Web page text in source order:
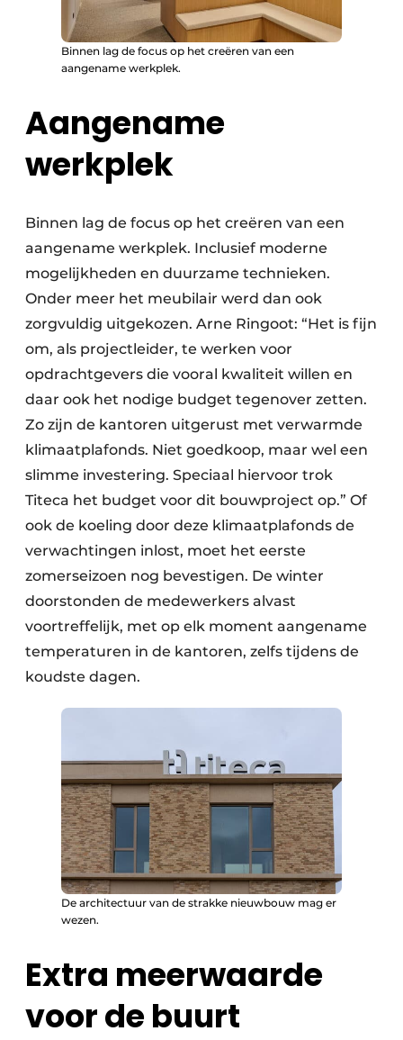
Binnen lag de focus op het creëren van een
aangename werkplek.
Aangename
werkplek
Binnen lag de focus op het creëren van een
aangename werkplek. Inclusief moderne
mogelijkheden en duurzame technieken.
Onder meer het meubilair werd dan ook
zorgvuldig uitgekozen. Arne Ringoot: “Het is fijn
om, als projectleider, te werken voor
opdrachtgevers die vooral kwaliteit willen en
daar ook het nodige budget tegenover zetten.
Zo zijn de kantoren uitgerust met verwarmde
klimaatplafonds. Niet goedkoop, maar wel een
slimme investering. Speciaal hiervoor trok
Titeca het budget voor dit bouwproject op.” Of
ook de koeling door deze klimaatplafonds de
verwachtingen inlost, moet het eerste
zomerseizoen nog bevestigen. De winter
doorstonden de medewerkers alvast
voortreffelijk, met op elk moment aangename
temperaturen in de kantoren, zelfs tijdens de
koudste dagen.
De architectuur van de strakke nieuwbouw mag er
wezen.
Extra meerwaarde
voor de buurt